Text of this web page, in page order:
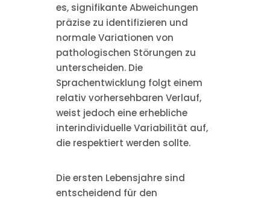
es, signifikante Abweichungen
präzise zu identifizieren und
normale Variationen von
pathologischen Störungen zu
unterscheiden. Die
Sprachentwicklung folgt einem
relativ vorhersehbaren Verlauf,
weist jedoch eine erhebliche
interindividuelle Variabilität auf,
die respektiert werden sollte.
Die ersten Lebensjahre sind
entscheidend für den